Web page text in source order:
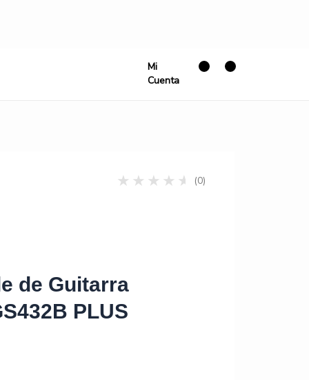
Mi
Cuenta
(0)
de Guitarra
PLUS